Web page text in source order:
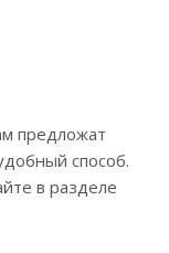
предложат
способ.
в разделе